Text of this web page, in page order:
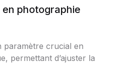
en photographie
paramètre crucial en
permettant d’ajuster la